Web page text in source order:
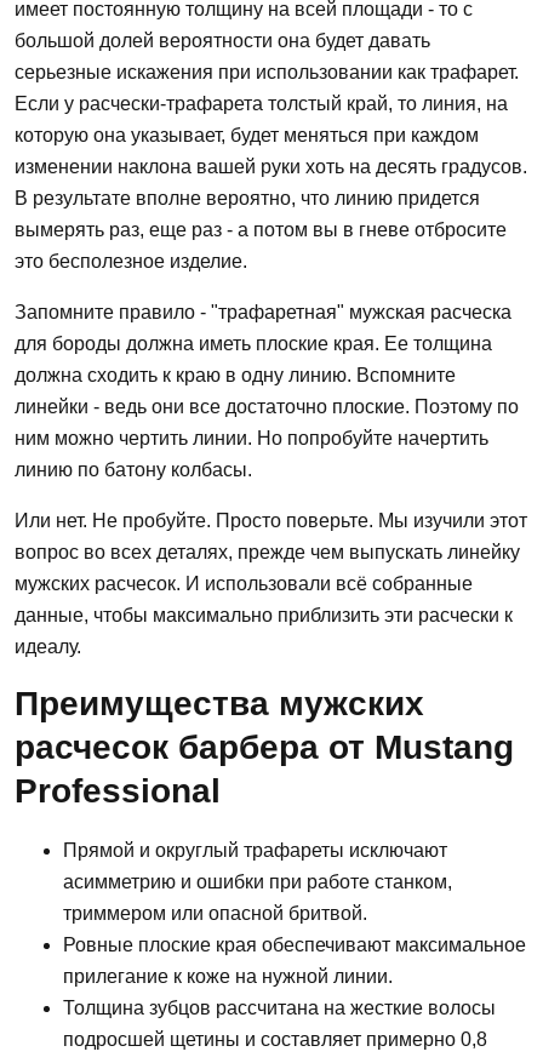
имеет постоянную толщину на всей площади - то с
большой долей вероятности она будет давать
серьезные искажения при использовании как трафарет.
Если у расчески-трафарета толстый край, то линия, на
которую она указывает, будет меняться при каждом
изменении наклона вашей руки хоть на десять градусов.
В результате вполне вероятно, что линию придется
вымерять раз, еще раз - а потом вы в гневе отбросите
это бесполезное изделие.
Запомните правило - "трафаретная" мужская расческа
для бороды должна иметь плоские края. Ее толщина
должна сходить к краю в одну линию. Вспомните
линейки - ведь они все достаточно плоские. Поэтому по
ним можно чертить линии. Но попробуйте начертить
линию по батону колбасы.
Или нет. Не пробуйте. Просто поверьте. Мы изучили этот
вопрос во всех деталях, прежде чем выпускать линейку
мужских расчесок. И использовали всё собранные
данные, чтобы максимально приблизить эти расчески к
идеалу.
Преимущества мужских
расчесок барбера от Mustang
Professional
Прямой и округлый трафареты исключают
асимметрию и ошибки при работе станком,
триммером или опасной бритвой.
Ровные плоские края обеспечивают максимальное
прилегание к коже на нужной линии.
Толщина зубцов рассчитана на жесткие волосы
подросшей щетины и составляет примерно 0,8